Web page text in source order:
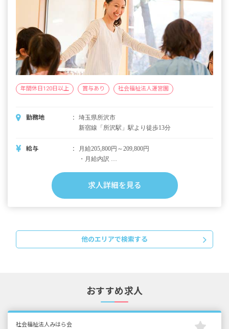
年間休日120日以上 賞与あり 社会福祉法人運営園
勤務地
埼玉県所沢市
新宿線「所沢駅」駅より徒歩13分
給与
月給205,800円～209,800円
・月給内訳
通勤手当
住宅手当
通勤手当
住宅手当
賞与あり 年2回 昨年実績：計4カ月分
求人詳細を見る
他のエリアで検索する
おすすめ求人
社会福祉法人みはら会